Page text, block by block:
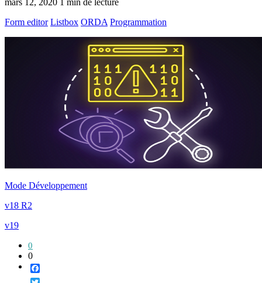
Form editor Listbox ORDA Programmation
Mode Développement
v18 R2
v19
0
0